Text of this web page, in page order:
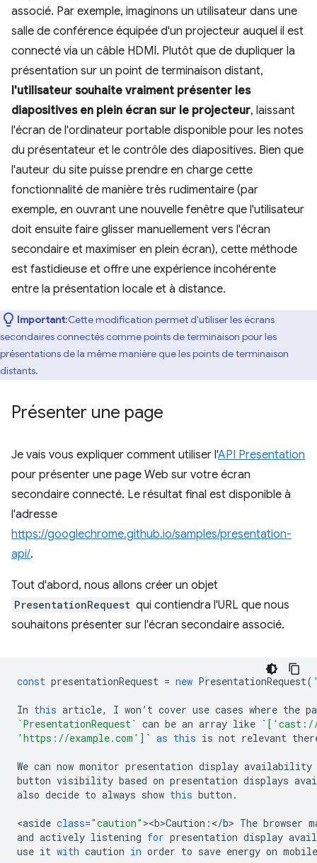
associé. Par exemple, imaginons un utilisateur dans une
salle de conférence équipée d'un projecteur auquel il est
connecté via un câble HDMI. Plutôt que de dupliquer la
présentation sur un point de terminaison distant,
l'utilisateur souhaite vraiment présenter les
diapositives en plein écran sur le projecteur, laissant
l'écran de l'ordinateur portable disponible pour les notes
du présentateur et le contrôle des diapositives. Bien que
l'auteur du site puisse prendre en charge cette
fonctionnalité de manière très rudimentaire (par
exemple, en ouvrant une nouvelle fenêtre que l'utilisateur
doit ensuite faire glisser manuellement vers l'écran
secondaire et maximiser en plein écran), cette méthode
est fastidieuse et offre une expérience incohérente
entre la présentation locale et à distance.
Important:Cette modification permet d'utiliser les écrans
secondaires connectés comme points de terminaison pour les
présentations de la même manière que les points de terminaison
distants.
Présenter une page
Je vais vous expliquer comment utiliser l'API Presentation
pour présenter une page Web sur votre écran
secondaire connecté. Le résultat final est disponible à
l'adresse
https://googlechrome.github.io/samples/presentation-
api/.
Tout d'abord, nous allons créer un objet
PresentationRequest qui contiendra l'URL que nous
souhaitons présenter sur l'écran secondaire associé.
const presentationRequest = new PresentationRequest(
In this article, I won ’ t cover use cases where the
`PresentationRequest` can be an array like
'https://example.com']` as this is not relevant
We can now monitor presentation display availability
button visibility based on presentation displays
also decide to always show this button .
<aside class="caution" ><b>Caution : </b> The browser
and actively listening for presentation display
use it with caution in order to save energy on mobile